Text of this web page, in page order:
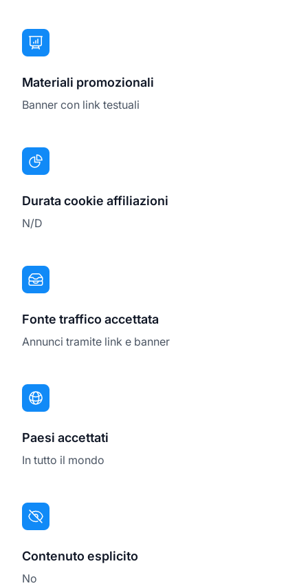
Materiali promozionali
Banner con link testuali
Durata cookie affiliazioni
N/D
Fonte traffico accettata
Annunci tramite link e banner
Paesi accettati
In tutto il mondo
Contenuto esplicito
No